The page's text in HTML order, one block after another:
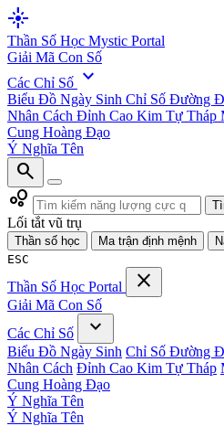
flare
Thần Số Học Mystic Portal
Giải Mã Con Số
Các Chỉ Số expand_more
Biểu Đồ Ngày Sinh Chỉ Số Đường
Nhân Cách Đỉnh Cao Kim Tự Tháp
Cung Hoàng Đạo
Ý Nghĩa Tên
search
bubble_chart
Lối tắt vũ trụ
Thần số học Ma trận định mệnh
ESC
Thần Số Học Portal close
Giải Mã Con Số
Các Chỉ Số
expand_more
Biểu Đồ Ngày Sinh Chỉ Số Đường
Nhân Cách Đỉnh Cao Kim Tự Tháp
Cung Hoàng Đạo
Ý Nghĩa Tên
Ý Nghĩa Tên